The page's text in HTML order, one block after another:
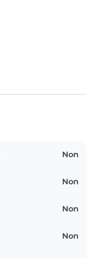
Non
Non
Non
Non